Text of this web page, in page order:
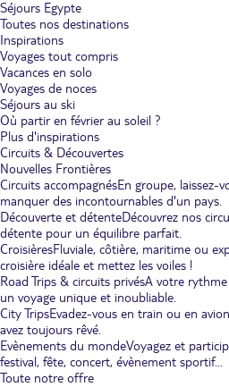
Séjours Egypte
Toutes nos destinations
Inspirations
Voyages tout compris
Vacances en solo
Voyages de noces
Séjours au ski
Où partir en février au soleil ?
Plus d'inspirations
Circuits & Découvertes
Nouvelles Frontières
Circuits accompagnésEn groupe, laissez-
manquer des incontournables d'un pays.
Découverte et détenteDécouvrez nos
détente pour un équilibre parfait.
CroisièresFluviale, côtière, maritime ou
croisière idéale et mettez les voiles !
Road Trips & circuits privésA votre
un voyage unique et inoubliable.
City TripsEvadez-vous en train ou en
avez toujours rêvé.
Evènements du mondeVoyagez et
festival, fête, concert, évènement sportif...
Toute notre offre